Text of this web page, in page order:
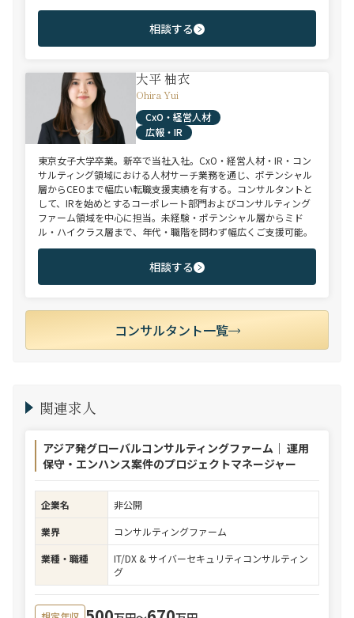
相談する
大平 柚衣
Ohira Yui
CxO・経営人材
広報・IR
東京女子大学卒業。新卒で当社入社。CxO・経営人材・IR・コン
サルティング領域における人材サーチ業務を通じ、ポテンシャル
層からCEOまで幅広い転職支援実績を有する。コンサルタントと
して、IRを始めとするコーポレート部門およびコンサルティング
ファーム領域を中心に担当。未経験・ポテンシャル層からミド
ル・ハイクラス層まで、年代・職階を問わず幅広くご支援可能。
相談する
コンサルタント一覧
関連求人
アジア発グローバルコンサルティングファーム｜ 運用
保守・エンハンス案件のプロジェクトマネージャー
企業名
非公開
業界
コンサルティングファーム
業種・職種
IT/DX & サイバーセキュリティコンサルティン
グ